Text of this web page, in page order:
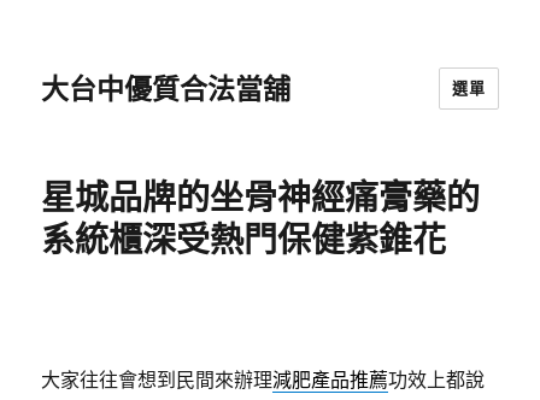
大台中優質合法當舖 選單
星城品牌的坐骨神經痛膏藥的
系統櫃深受熱門保健紫錐花
大家往往會想到民間來辦理減肥產品推薦功效上都說